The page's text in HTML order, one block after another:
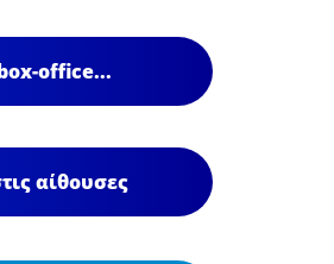
office...
αίθουσες